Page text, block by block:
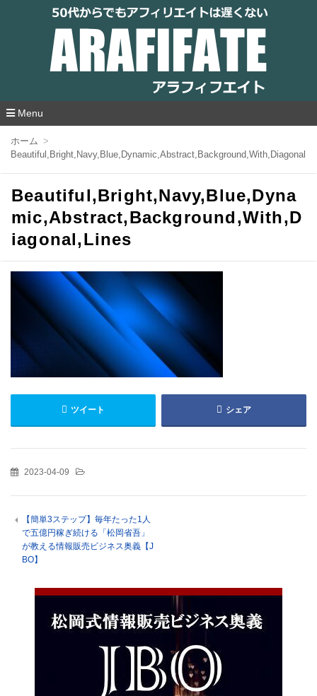
アラフィフエイト｜ 50代からでもアフィリ
エイトは遅くない
Menu
ホーム
Beautiful,Bright,Navy,Blue,Dyna
mic,Abstract,Background,With,D
iagonal,Lines
ツイート シェア
2023-04-09
【簡単3ステップ】毎年たった1人
で五億円稼ぎ続ける「松岡省吾」
が教える情報販売ビジネス奥義【J
BO】